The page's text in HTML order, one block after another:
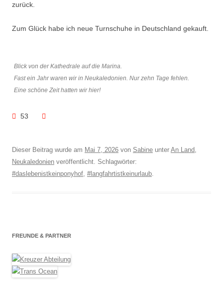
zurück.
Zum Glück habe ich neue Turnschuhe in Deutschland gekauft.
Blick von der Kathedrale auf die Marina.
Fast ein Jahr waren wir in Neukaledonien. Nur zehn Tage fehlen.
Eine schöne Zeit hatten wir hier!
53
Dieser Beitrag wurde am Mai 7, 2026 von Sabine unter An Land,
Neukaledonien veröffentlicht. Schlagwörter:
#daslebenistkeinponyhof, #langfahrtistkeinurlaub.
FREUNDE & PARTNER